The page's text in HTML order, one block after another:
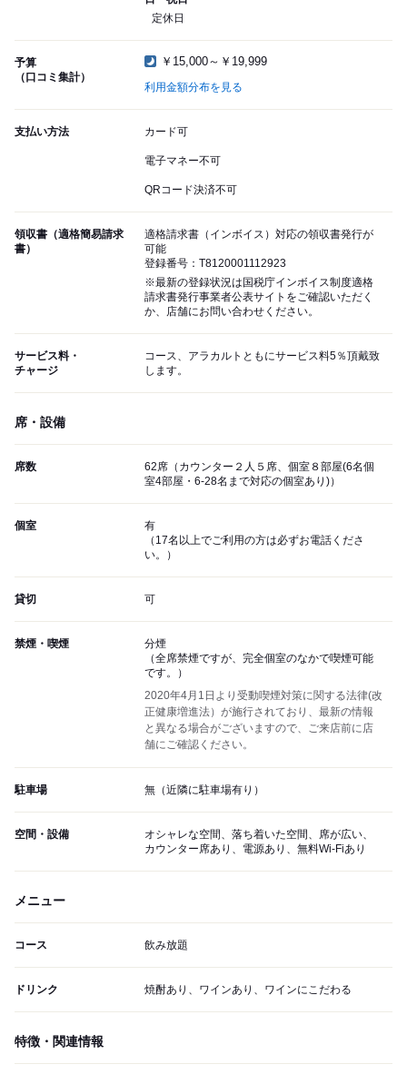
定休日
予算
（口コミ集計）
￥15,000～￥19,999
利用金額分布を見る
支払い方法 カード可
電子マネー不可
QRコード決済不可
領収書（適格簡易請求
書）
適格請求書（インボイス）対応の領収書発行が
可能
登録番号：T8120001112923
※最新の登録状況は国税庁インボイス制度適格
請求書発行事業者公表サイトをご確認いただく
か、店舗にお問い合わせください。
サービス料・
チャージ
コース、アラカルトともにサービス料5％頂戴致
します。
席・設備
席数
62席（カウンター２人５席、個室８部屋(6名個
室4部屋・6-28名まで対応の個室あり)）
個室
有
（17名以上でご利用の方は必ずお電話くださ
い。）
貸切 可
禁煙・喫煙
分煙
（全席禁煙ですが、完全個室のなかで喫煙可能
です。）
2020年4月1日より受動喫煙対策に関する法律(改
正健康増進法）が施行されており、最新の情報
と異なる場合がございますので、ご来店前に店
舗にご確認ください。
駐車場 無（近隣に駐車場有り）
空間・設備
オシャレな空間、落ち着いた空間、席が広い、
カウンター席あり、電源あり、無料Wi-Fiあり
メニュー
コース 飲み放題
ドリンク 焼酎あり、ワインあり、ワインにこだわる
特徴・関連情報